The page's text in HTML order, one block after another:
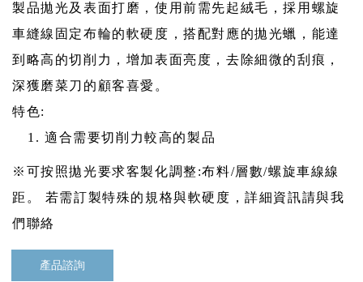
製品拋光及表面打磨，使用前需先起絨毛，採用螺旋
車縫線固定布輪的軟硬度，搭配對應的拋光蠟，能達
到略高的切削力，增加表面亮度，去除細微的刮痕，
深獲磨菜刀的顧客喜愛。
特色:
適合需要切削力較高的製品
※可按照拋光要求客製化調整:布料/層數/螺旋車線線
距。 若需訂製特殊的規格與軟硬度，詳細資訊請與我
們聯絡
產品諮詢